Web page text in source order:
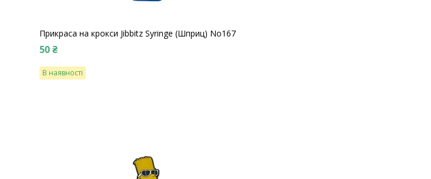
Прикраса на крокси Jibbitz Syringe (Шприц) No167
50 ₴
В наявності